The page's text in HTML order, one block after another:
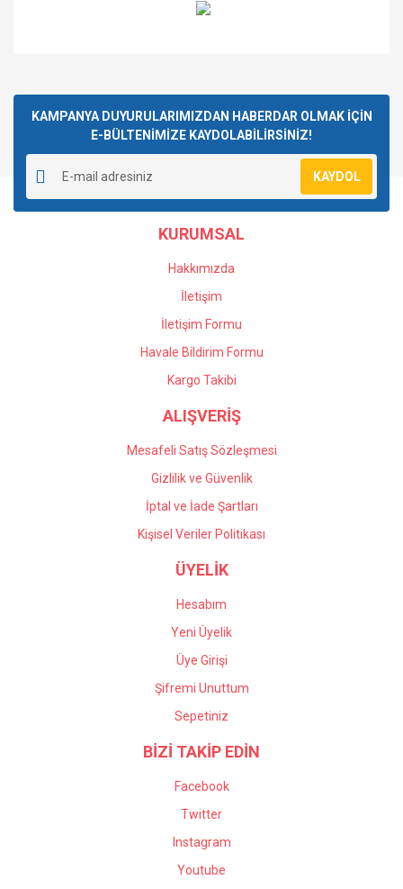
Yorum Yaz
kullanarak tarafımıza iletebilirsiniz.
Görüş ve önerileriniz için teşekkür ederiz.
Ürün resmi kalitesiz, bozuk veya görüntülenemiyor.
Ürün açıklamasında eksik bilgiler bulunuyor.
Ürün bilgilerinde hatalar bulunuyor.
Ürün fiyatı diğer sitelerden daha pahalı.
Gönder
KAMPANYA DUYURULARIMIZDAN HABERDAR OLMAK İÇİN
E-BÜLTENİMİZE KAYDOLABİLİRSİNİZ!
KAYDOL
KURUMSAL
Hakkımızda
İletişim
İletişim Formu
Havale Bildirim Formu
Kargo Takibi
ALIŞVERİŞ
Mesafeli Satış Sözleşmesi
Gizlilik ve Güvenlik
İptal ve İade Şartları
Kişisel Veriler Politikası
ÜYELİK
Hesabım
Yeni Üyelik
Üye Girişi
Şifremi Unuttum
Sepetiniz
BİZİ TAKİP EDİN
Facebook
Twitter
Instagram
Youtube